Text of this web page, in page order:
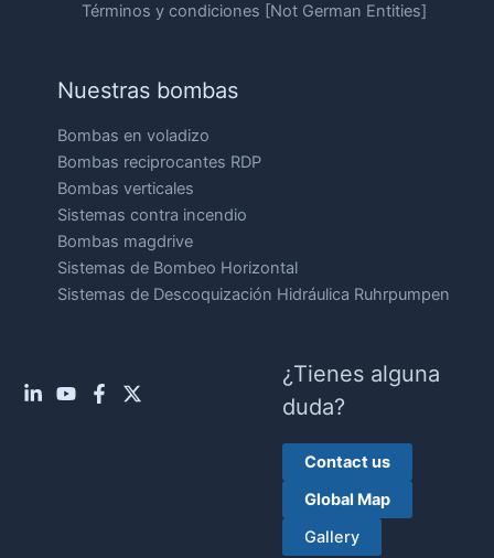
Términos y condiciones [Not German Entities]
Nuestras bombas
Bombas en voladizo
Bombas reciprocantes RDP
Bombas verticales
Sistemas contra incendio
Bombas magdrive
Sistemas de Bombeo Horizontal
Sistemas de Descoquización Hidráulica Ruhrpumpen
¿Tienes alguna
duda?
Contact us
Global Map
Gallery